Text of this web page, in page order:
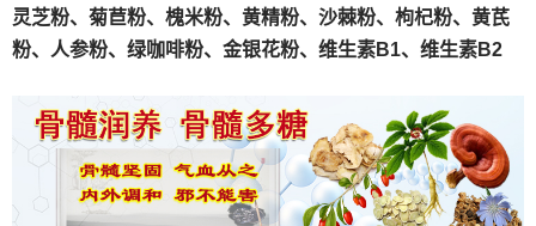
灵芝粉、 菊苣粉、 槐米粉、 黄精粉、沙棘粉、枸杞粉、黄芪
粉、人参粉、绿咖啡粉、金银花粉、维生素B1、维生素B2